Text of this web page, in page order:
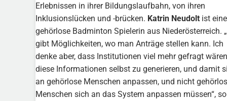
Erlebnissen in ihrer Bildungslaufbahn, von ihren
Inklusionslücken und -brücken. Katrin Neudoltist eine
gehörlose Badminton Spielerin aus Niederösterreich.
gibt Möglichkeiten, wo man Anträge stellen kann. Ich
denke aber, dass Institutionen viel mehr gefragt
diese Informationen selbst zu generieren, und damit
an gehörlose Menschen anpassen, und nicht
Menschen sich an das System anpassen müssen“, so